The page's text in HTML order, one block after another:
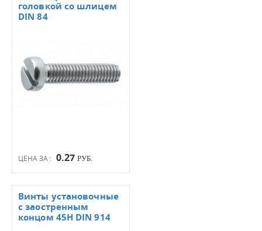
ЦЕНА ЗА : 0.27 РУБ.
головкой со шлицем
DIN 84
Винты установочные
с заостренным
концом 45Н DIN 914